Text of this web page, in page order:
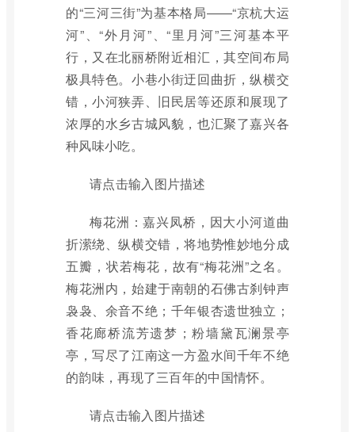
的“三河三街”为基本格局――“京杭大运
河”、“外月河”、“里月河”三河基本平
行，又在北丽桥附近相汇，其空间布局
极具特色。小巷小街迂回曲折，纵横交
错，小河狭弄、旧民居等还原和展现了
浓厚的水乡古城风貌，也汇聚了嘉兴各
种风味小吃。
请点击输入图片描述
梅花洲：嘉兴凤桥，因大小河道曲
折潆绕、纵横交错，将地势惟妙地分成
五瓣，状若梅花，故有“梅花洲”之名。
梅花洲内，始建于南朝的石佛古刹钟声
袅袅、余音不绝；千年银杏遗世独立；
香花廊桥流芳遗梦；粉墙黛瓦澜景亭
亭，写尽了江南这一方盈水间千年不绝
的韵味，再现了三百年的中国情怀。
请点击输入图片描述